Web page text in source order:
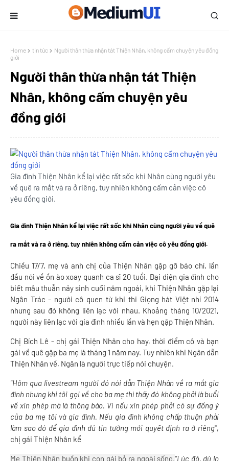
Home tin tức
Người thân thừa nhận tát Thiện Nhân, không cấm chuyện yêu đồng
giới
Người thân thừa nhận tát Thiện
Nhân, không cấm chuyện yêu
đồng giới
Gia đình Thiện Nhân kể lại việc rất sốc khi Nhân cùng người yêu
về quê ra mắt và ra ở riêng, tuy nhiên không cấm cản việc cô
yêu đồng giới.
Gia đình Thiện Nhân kể lại việc rất sốc khi Nhân cùng người yêu về quê
ra mắt và ra ở riêng, tuy nhiên không cấm cản việc cô yêu đồng giới.
Chiều 17/7, mẹ và anh chị của Thiện Nhân gặp gỡ báo chí, lần
đầu nói về ồn ào xoay quanh ca sĩ 20 tuổi. Đại diện gia đình cho
biết mâu thuẫn nảy sinh cuối năm ngoái, khi Thiện Nhân gặp lại
Ngân Trác - người cô quen từ khi thi Giọng hát Việt nhí 2014
nhưng sau đó không liên lạc với nhau. Khoảng tháng 10/2021,
người này liên lạc với gia đình nhiều lần và hẹn gặp Thiện Nhân.
Chị Bích Lê - chị gái Thiện Nhân cho hay, thời điểm cô và bạn
gái về quê gặp ba mẹ là tháng 1 năm nay. Tuy nhiên khi Ngân dẫn
Thiện Nhân về, Ngân là người trực tiếp nói chuyện.
"Hôm qua livestream người đó nói dẫn Thiện Nhân về ra mắt gia
đình nhưng khi tôi gọi về cho ba mẹ thì thấy đó không phải là buổi
về xin phép mà là thông báo. Vì nếu xin phép phải có sự đồng ý
của ba mẹ tôi và gia đình. Nếu gia đình không chấp thuận phải
làm sao đó để gia đình đủ tin tưởng mới quyết định ra ở riêng",
chị gái Thiện Nhân kể
Mẹ Thiện Nhân buồn khi con gái bỏ ra ngoài sống."Lúc đó, dù lo